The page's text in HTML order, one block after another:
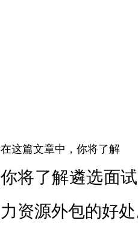
在这篇文章中，你将了解
你将了解遴选面
力资源外包的好处